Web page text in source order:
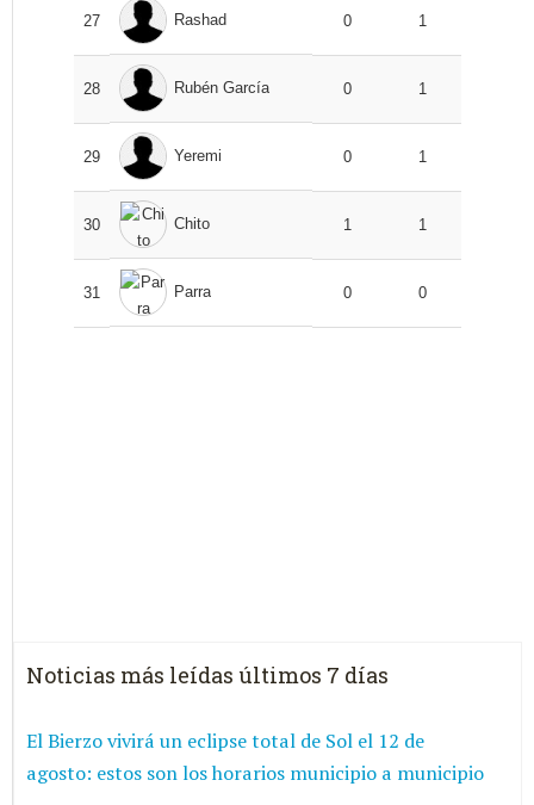
27 Rashad 0 1
28 Rubén García 0 1
29 Yeremi 0 1
30 Chito 1 1
31 Parra 0 0
Noticias más leídas últimos 7 días
El Bierzo vivirá un eclipse total de Sol el 12 de
agosto: estos son los horarios municipio a municipio